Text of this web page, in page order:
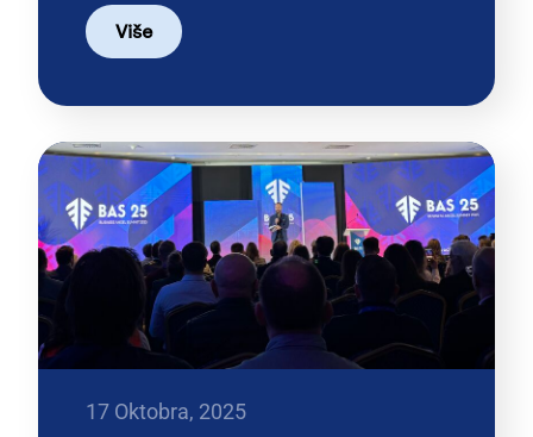
Više
17 Oktobra, 2025